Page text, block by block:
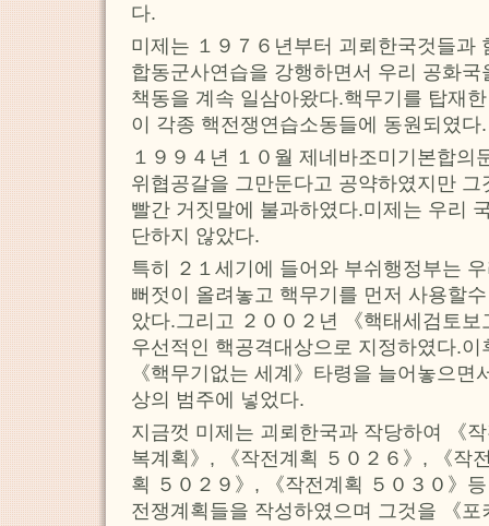
다.
미제는 １９７６년부터 괴뢰한국것들과
합동군사연습을 강행하면서 우리 공화
책동을 계속 일삼아왔다.핵무기를 탑재
이 각종 핵전쟁연습소동들에 동원되였다.
１９９４년 １０월 제네바조미기본합의
위협공갈을 그만둔다고 공약하였지만
빨간 거짓말에 불과하였다.미제는 우리
단하지 않았다.
특히 ２１세기에 들어와 부쉬행정부는
뻐젓이 올려놓고 핵무기를 먼저 사용할
았다.그리고 ２００２년 《핵태세검토
우선적인 핵공격대상으로 지정하였다.
《핵무기없는 세계》타령을 늘어놓으
상의 범주에 넣었다.
지금껏 미제는 괴뢰한국과 작당하여 《
복계획》, 《작전계획 ５０２６》, 《작
획 ５０２９》, 《작전계획 ５０３０》
전쟁계획들을 작성하였으며 그것을 《